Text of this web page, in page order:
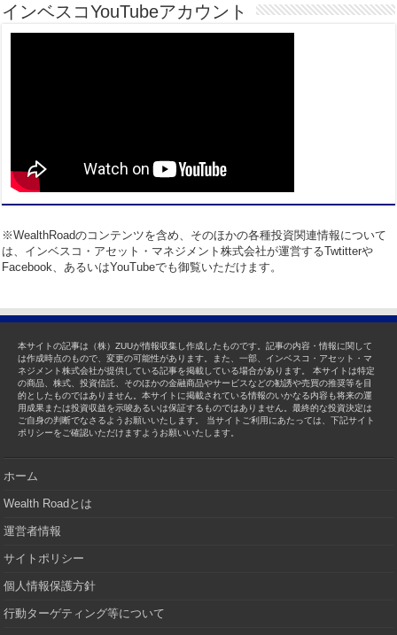
インベスコYouTubeアカウント
※WealthRoadのコンテンツを含め、そのほかの各種投資関連情報について
は、インベスコ・アセット・マネジメント株式会社が運営するTwtitterや
Facebook、あるいはYouTubeでも御覧いただけます。
本サイトの記事は（株）ZUUが情報収集し作成したものです。記事の内容・情報に関して
は作成時点のもので、変更の可能性があります。また、一部、インベスコ・アセット・マ
ネジメント株式会社が提供している記事を掲載している場合があります。 本サイトは特定
の商品、株式、投資信託、そのほかの金融商品やサービスなどの勧誘や売買の推奨等を目
的としたものではありません。本サイトに掲載されている情報のいかなる内容も将来の運
用成果または投資収益を示唆あるいは保証するものではありません。最終的な投資決定は
ご自身の判断でなさるようお願いいたします。 当サイトご利用にあたっては、下記サイト
ポリシーをご確認いただけますようお願いいたします。
ホーム
Wealth Roadとは
運営者情報
サイトポリシー
個人情報保護方針
行動ターゲティング等について